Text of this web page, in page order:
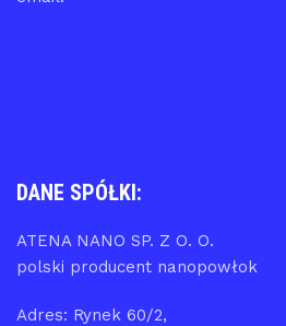
DANE SPÓŁKI:
ATENA NANO SP. Z O. O.
polski producent nanopowłok
Adres: Rynek 60/2,